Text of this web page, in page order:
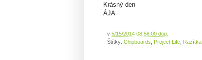
Krásný den
ÁJA
v 5/15/2014 08:56:00 dop.
Štítky: Chipboards Project Life Razítka